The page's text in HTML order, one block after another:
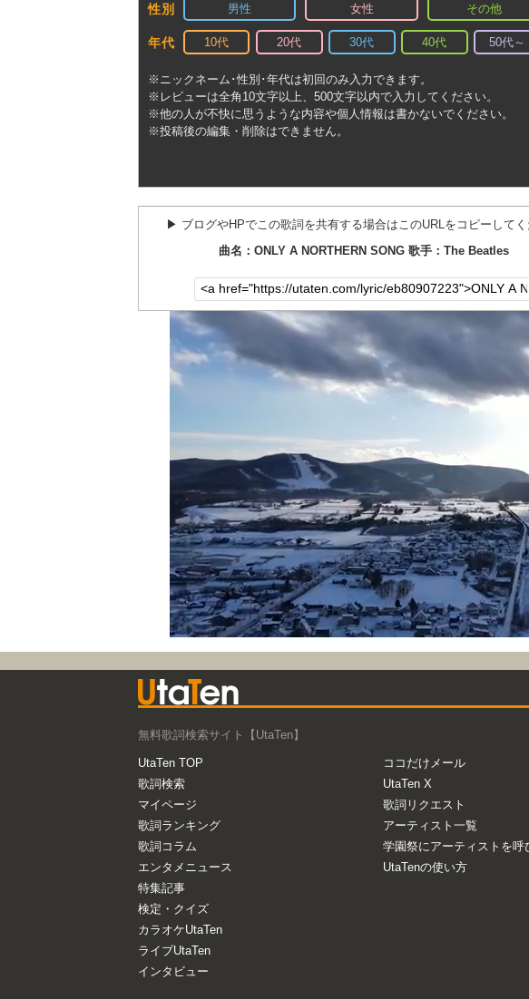
性別 男性 女性 その他
年代 10代 20代 30代 40代 50代～
※ニックネーム･性別･年代は初回のみ入力できます。
※レビューは全角10文字以上、500文字以内で入力してください。
※他の人が不快に思うような内容や個人情報は書かないでください。
※投稿後の編集・削除はできません。
▶︎ ブログやHPでこの歌詞を共有する場合はこのURLをコピーして
曲名：ONLY A NORTHERN SONG 歌手：The Beatles
無料歌詞検索サイト【UtaTen】
UtaTen TOP
歌詞検索
マイページ
歌詞ランキング
歌詞コラム
エンタメニュース
特集記事
検定・クイズ
カラオケUtaTen
ライブUtaTen
インタビュー
ココだけメール
UtaTen X
歌詞リクエスト
アーティスト一覧
学園祭にアーティストを呼
UtaTenの使い方